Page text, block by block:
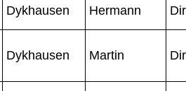
Dykhausen Hermann
Dykhausen Martin